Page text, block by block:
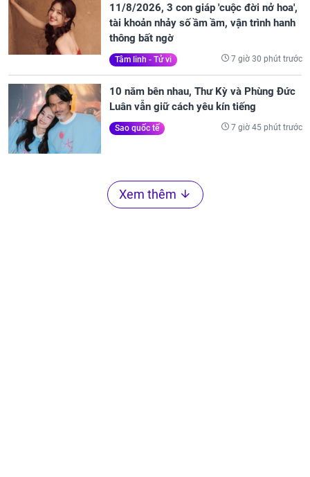
11/8/2026, 3 con giáp 'cuộc đời nở hoa',
tài khoản nhảy số ầm ầm, vận trình hanh
thông bất ngờ
Tâm linh - Tử vi 7 giờ 30 phút trước
10 năm bên nhau, Thư Kỳ và Phùng Đức
Luân vẫn giữ cách yêu kín tiếng
Sao quốc tế 7 giờ 45 phút trước
Xem thêm